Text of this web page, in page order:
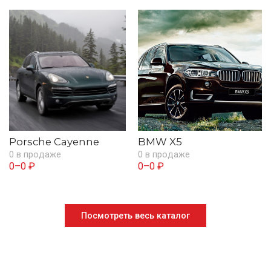
Porsche Cayenne
0 в продаже
0–0 ₽
BMW X5
0 в продаже
0–0 ₽
Посмотреть весь каталог